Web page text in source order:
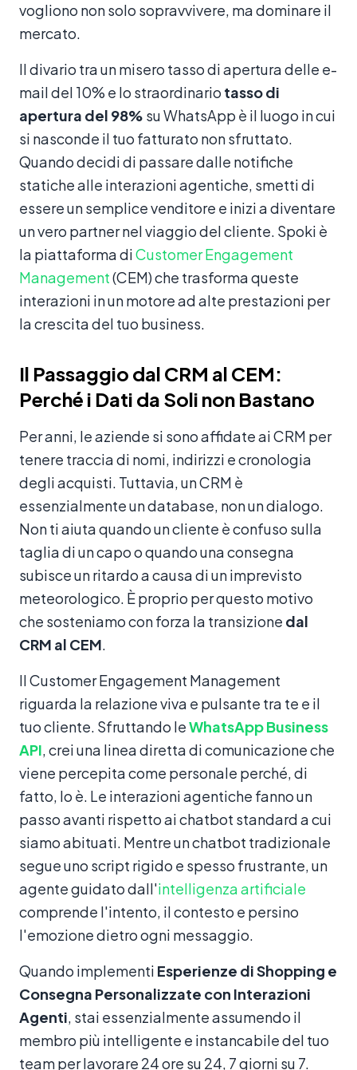
vogliono non solo sopravvivere, ma dominare il
mercato.
Il divario tra un misero tasso di apertura delle e-
mail del 10% e lo straordinario tasso di
apertura del 98% su WhatsApp è il luogo in cui
si nasconde il tuo fatturato non sfruttato.
Quando decidi di passare dalle notifiche
statiche alle interazioni agentiche, smetti di
essere un semplice venditore e inizi a diventare
un vero partner nel viaggio del cliente. Spoki è
la piattaforma diCustomer Engagement
Management(CEM) che trasforma queste
interazioni in un motore ad alte prestazioni per
la crescita del tuo business.
Il Passaggio dal CRM al CEM:
Perché i Dati da Soli non Bastano
Per anni, le aziende si sono affidate ai CRM per
tenere traccia di nomi, indirizzi e cronologia
degli acquisti. Tuttavia, un CRM è
essenzialmente un database, non un dialogo.
Non ti aiuta quando un cliente è confuso sulla
taglia di un capo o quando una consegna
subisce un ritardo a causa di un imprevisto
meteorologico. È proprio per questo motivo
che sosteniamo con forza la transizione dal
CRM al CEM.
Il Customer Engagement Management
riguarda la relazione viva e pulsante tra te e il
tuo cliente. Sfruttando leWhatsApp Business
API, crei una linea diretta di comunicazione che
viene percepita come personale perché, di
fatto, lo è. Le interazioni agentiche fanno un
passo avanti rispetto ai chatbot standard a cui
siamo abituati. Mentre un chatbot tradizionale
segue uno script rigido e spesso frustrante, un
agente guidato dall'intelligenza artificiale
comprende l'intento, il contesto e persino
l'emozione dietro ogni messaggio.
Quando implementi Esperienze di Shopping e
Consegna Personalizzate con Interazioni
Agenti, stai essenzialmente assumendo il
membro più intelligente e instancabile del tuo
team per lavorare 24 ore su 24, 7 giorni su 7.